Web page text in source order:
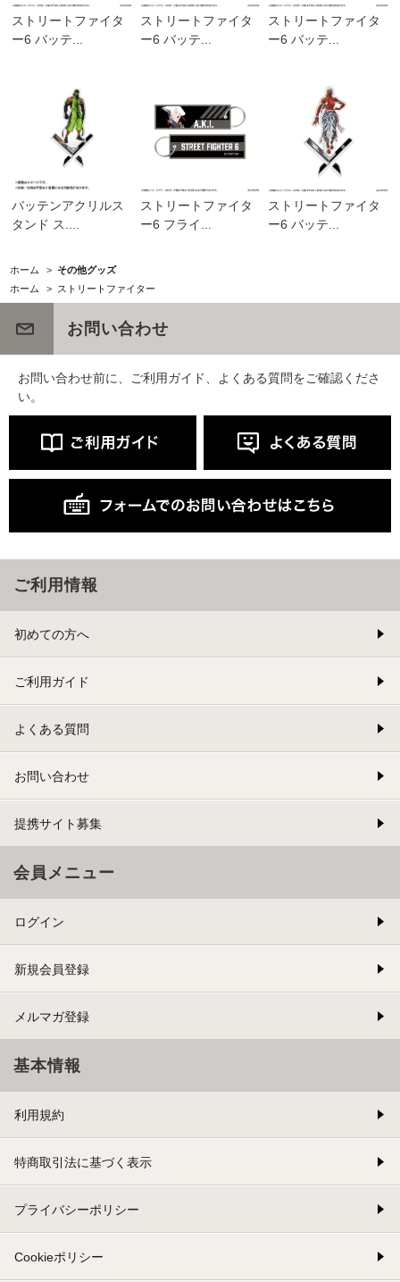
ストリートファイタ
ー6 バッテ...
ストリートファイタ
ー6 バッテ...
ストリートファイタ
ー6 バッテ...
バッテンアクリルス
タンド ス....
ストリートファイタ
ー6 フライ...
ストリートファイタ
ー6 バッテ...
ホーム > その他グッズ
ホーム
> ストリートファイター
お問い合わせ
お問い合わせ前に、ご利用ガイド、よくある質問をご確認くださ
い。
ご利用情報
初めての方へ
ご利用ガイド
よくある質問
お問い合わせ
提携サイト募集
会員メニュー
ログイン
新規会員登録
メルマガ登録
基本情報
利用規約
特商取引法に基づく表示
プライバシーポリシー
Cookieポリシー